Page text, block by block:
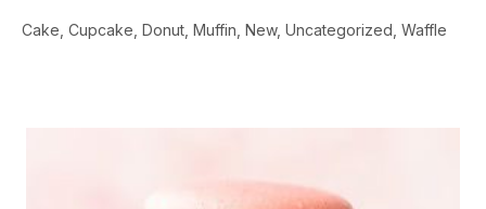
Cake Cupcake Donut Muffin New Uncategorized Waffle